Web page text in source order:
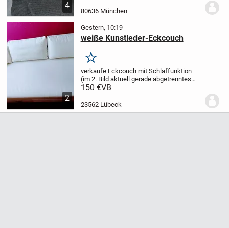
4
Sitzfläche 55cm3.10m lang,Eckteil
80636 München
2
Gestern, 10:19
weiße Kunstleder-Eckcouch
Merken
verkaufe Eckcouch mit Schlaffunktion
(im 2. Bild aktuell gerade abgetrenntes
Eckteil zu sehen);
150 €VB
23562 Lübeck